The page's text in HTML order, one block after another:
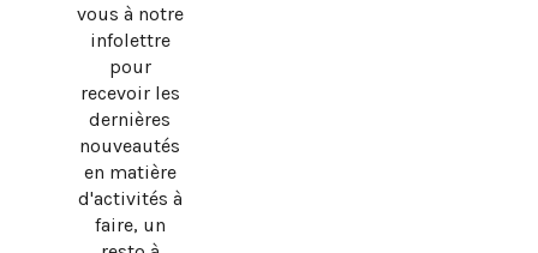
vous à notre
infolettre
pour
recevoir les
dernières
nouveautés
en matière
d'activités à
faire, un